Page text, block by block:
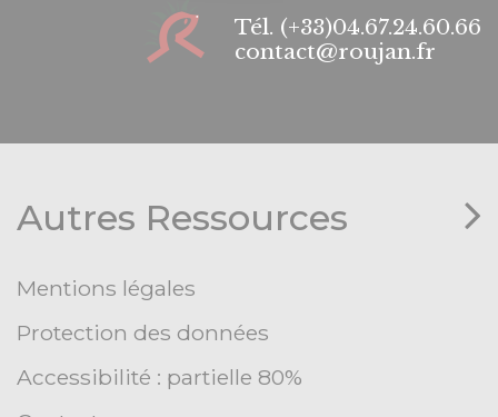
Tél. (+33)04.67.24.60.66
contact@roujan.fr
Autres Ressources
Mentions légales
Protection des données
Accessibilité : partielle 80%